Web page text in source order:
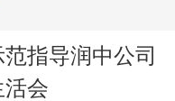
指导润中公司
会